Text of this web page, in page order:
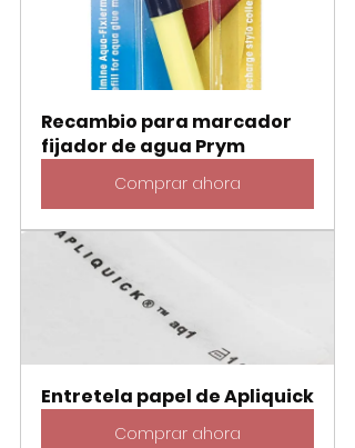
Recambio para marcador
fijador de agua Prym
Comprar ahora
Entretela papel de Apliquick
Comprar ahora